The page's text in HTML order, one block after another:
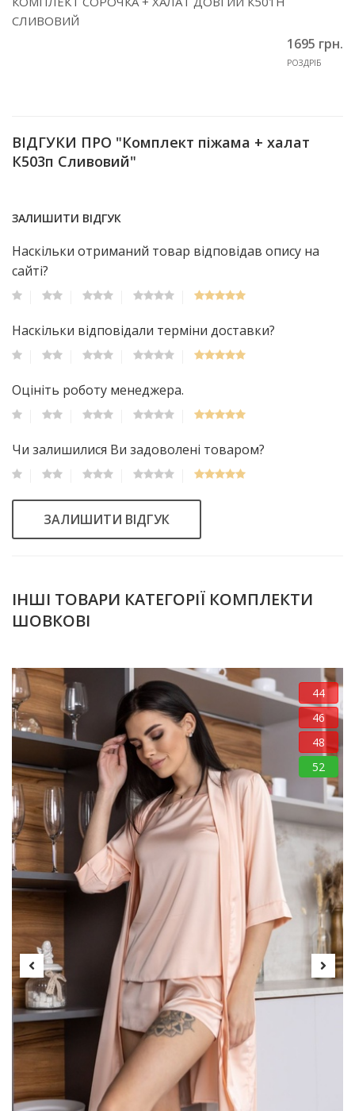
СЛИВОВИЙ
1695 грн.
РОЗДРІБ
ВІДГУКИ ПРО "Комплект піжама + халат
К503п Сливовий"
ЗАЛИШИТИ ВІДГУК
Наскільки отриманий товар відповідав опису на
сайті?
Наскільки відповідали терміни доставки?
Оцініть роботу менеджера.
Чи залишилися Ви задоволені товаром?
ЗАЛИШИТИ ВІДГУК
ІНШІ ТОВАРИ КАТЕГОРІЇ КОМПЛЕКТИ
ШОВКОВІ
44
46
48
52